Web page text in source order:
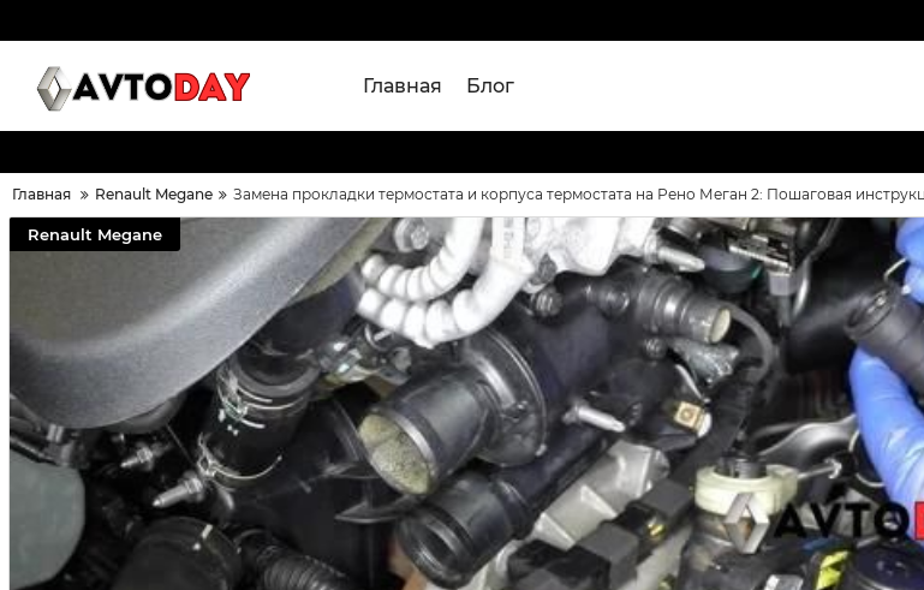
Главная Блог
Главная Renault Megane Замена прокладки термостата и корпуса термостата на Рено Меган 2: Пошаговая
Renault Megane